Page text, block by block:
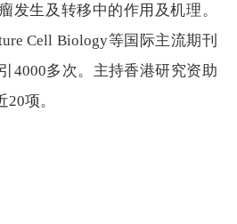
发生及转移中的作用及机理。
Cell Biology等国际主流期刊
4000多次。主持香港研究资助
项。